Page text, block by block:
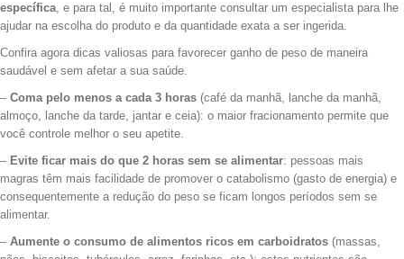
específica, e para tal, é muito importante consultar um especialista para lhe
ajudar na escolha do produto e da quantidade exata a ser ingerida.
Confira agora dicas valiosas para favorecer ganho de peso de maneira
saudável e sem afetar a sua saúde.
– Coma pelo menos a cada 3 horas (café da manhã, lanche da manhã,
almoço, lanche da tarde, jantar e ceia): o maior fracionamento permite que
você controle melhor o seu apetite.
– Evite ficar mais do que 2 horas sem se alimentar: pessoas mais
magras têm mais facilidade de promover o catabolismo (gasto de energia) e
consequentemente a redução do peso se ficam longos períodos sem se
alimentar.
– Aumente o consumo de alimentos ricos em carboidratos (massas,